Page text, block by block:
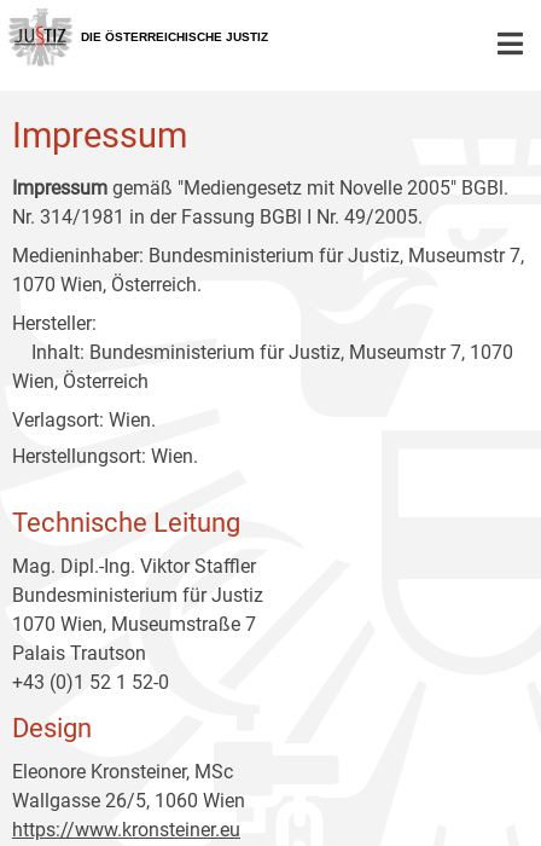
Zur
Hauptnavigation
[1]
Zum
Inhalt
[2]
Zum
Untermenü
[3]
DIE ÖSTERREICHISCHE JUSTIZ
Impressum
Impressum gemäß "Mediengesetz mit Novelle 2005" BGBl.
Nr. 314/1981 in der Fassung BGBl I Nr. 49/2005.
Medieninhaber: Bundesministerium für Justiz, Museumstr 7,
1070 Wien, Österreich.
Hersteller:
Inhalt: Bundesministerium für Justiz, Museumstr 7, 1070
Wien, Österreich
Verlagsort: Wien.
Herstellungsort: Wien.
Technische Leitung
Mag. Dipl.-Ing. Viktor Staffler
Bundesministerium für Justiz
1070 Wien, Museumstraße 7
Palais Trautson
+43 (0)1 52 1 52-0
Design
Eleonore Kronsteiner, MSc
Wallgasse 26/5, 1060 Wien
https://www.kronsteiner.eu